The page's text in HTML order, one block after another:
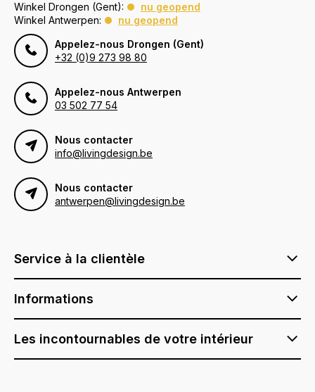
Winkel Drongen (Gent):
nu geopend
Winkel Antwerpen:
nu geopend
Appelez-nous Drongen (Gent)
+32 (0)9 273 98 80
Appelez-nous Antwerpen
03 502 77 54
Nous contacter
info@livingdesign.be
Nous contacter
antwerpen@livingdesign.be
Service à la clientèle
Informations
Les incontournables de votre intérieur